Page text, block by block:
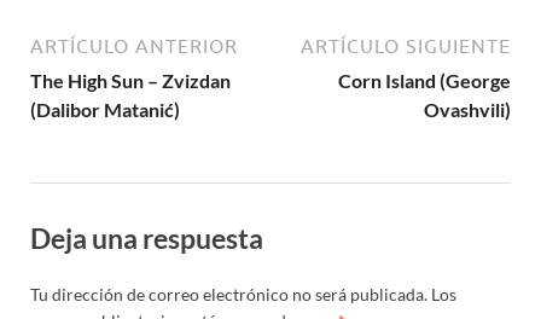
ARTÍCULO ANTERIOR
The High Sun – Zvizdan
(Dalibor Matanić)
ARTÍCULO SIGUIENTE
Corn Island (George
Ovashvili)
Deja una respuesta
Tu dirección de correo electrónico no será publicada. Los